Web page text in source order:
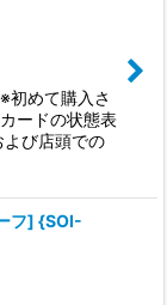
初めて購入さ
ードの状態表
び店頭での
フ] {SOI-